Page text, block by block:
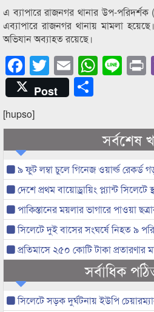
এ ব্যাপারে রাজনগর থানার উপ-
এব্যাপারে রাজনগর থানায় মামলা
অভিযান অব্যাহত রয়েছে।
Facebook
Twitter
Email
Post
[hupso]
সর্বশেষ
৯ ফুট লম্বা চুলে গিনেজ ওয়ার্ল্ড রেকর্ড
দেশে প্রথম বায়োড্রায়িং প্ল্যান্ট
পাকিস্তানের ময়লার ভাগারে পাওয়া
সিলেটে দুই বাসের সংঘর্ষে নিহত ৯
প্রতিমাসে ২৫০ কোটি টাকা প্রতারণার
সর্বাধিক
সিলেটে সড়ক দুর্ঘটনায় ইউপি